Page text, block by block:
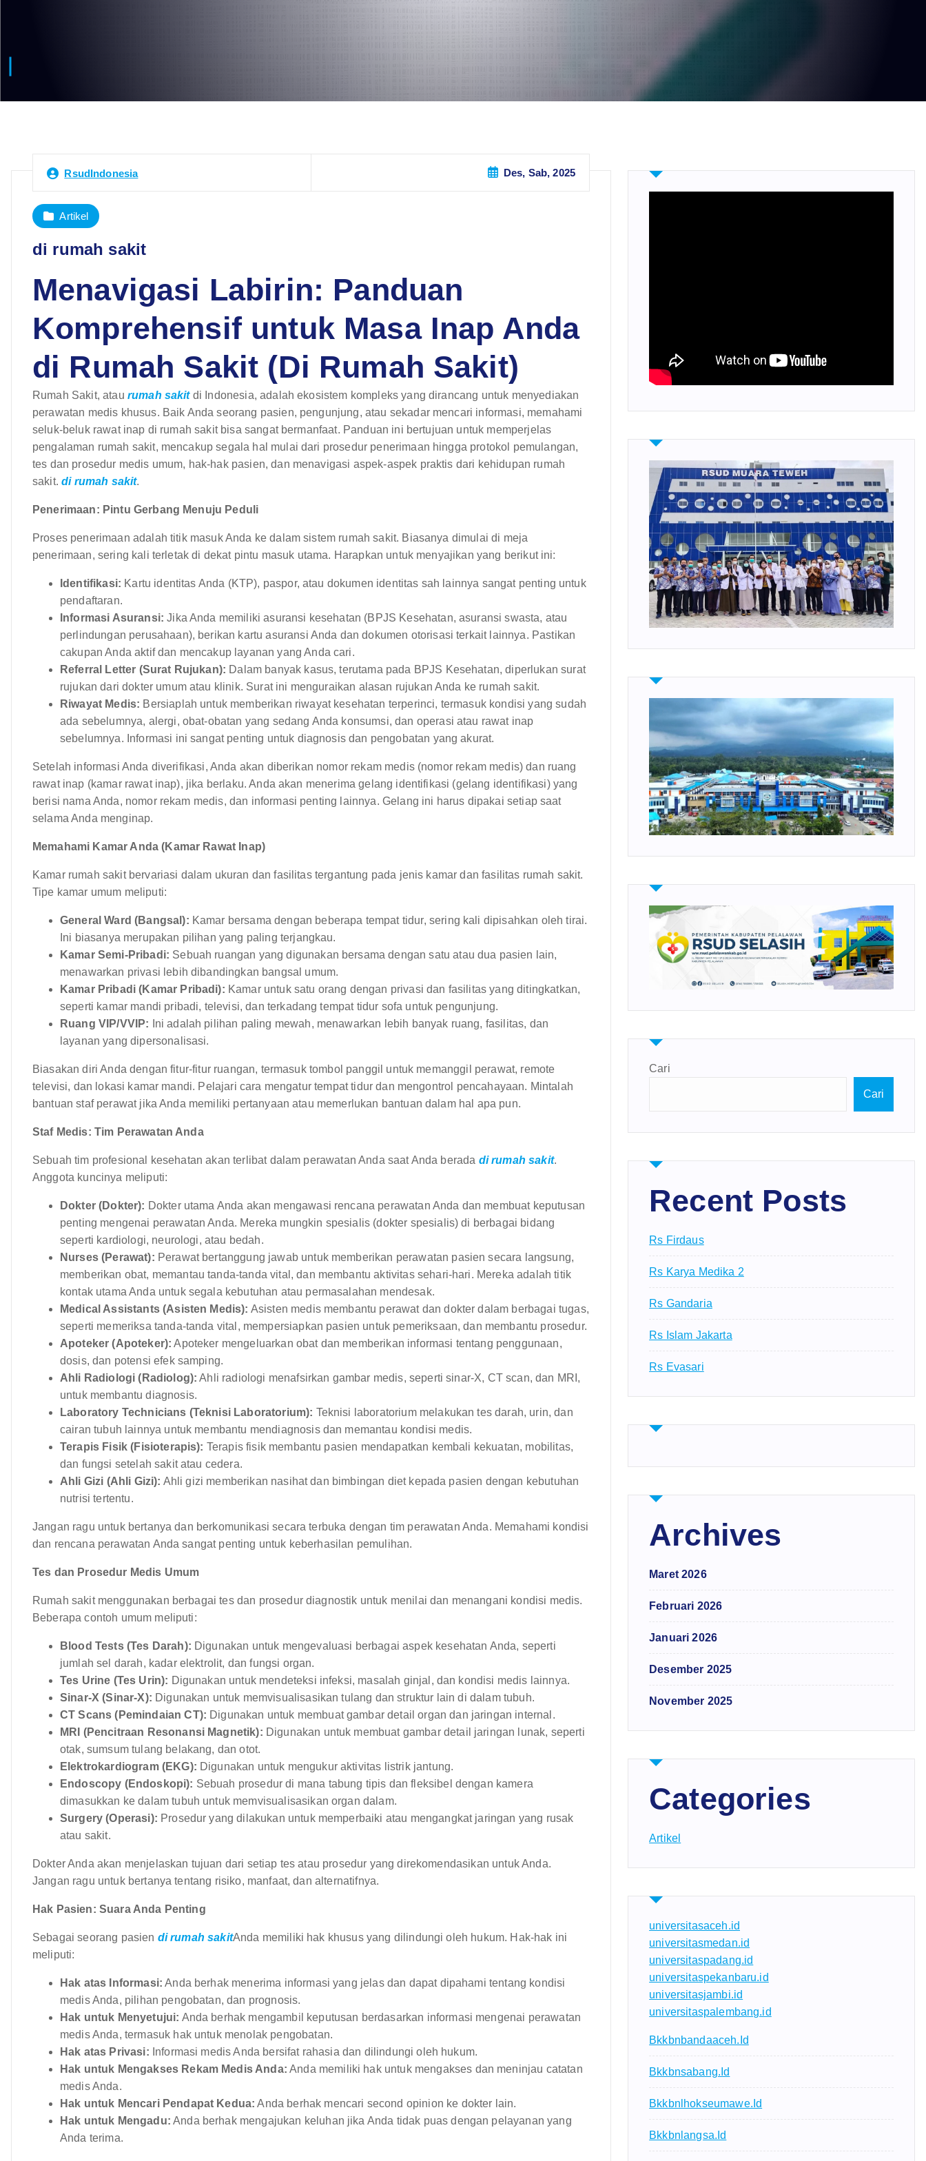
RsudIndonesia Des, Sab, 2025
Artikel
di rumah sakit
Menavigasi Labirin: Panduan
Komprehensif untuk Masa Inap Anda
di Rumah Sakit (Di Rumah Sakit)
Rumah Sakit, atau rumah sakitdi Indonesia, adalah ekosistem kompleks yang dirancang untuk menyediakan
perawatan medis khusus. Baik Anda seorang pasien, pengunjung, atau sekadar mencari informasi, memahami
seluk-beluk rawat inap di rumah sakit bisa sangat bermanfaat. Panduan ini bertujuan untuk memperjelas
pengalaman rumah sakit, mencakup segala hal mulai dari prosedur penerimaan hingga protokol pemulangan,
tes dan prosedur medis umum, hak-hak pasien, dan menavigasi aspek-aspek praktis dari kehidupan rumah
sakit.di rumah sakit.
Penerimaan: Pintu Gerbang Menuju Peduli
Proses penerimaan adalah titik masuk Anda ke dalam sistem rumah sakit. Biasanya dimulai di meja
penerimaan, sering kali terletak di dekat pintu masuk utama. Harapkan untuk menyajikan yang berikut ini:
Identifikasi: Kartu identitas Anda (KTP), paspor, atau dokumen identitas sah lainnya sangat penting untuk
pendaftaran.
Informasi Asuransi: Jika Anda memiliki asuransi kesehatan (BPJS Kesehatan, asuransi swasta, atau
perlindungan perusahaan), berikan kartu asuransi Anda dan dokumen otorisasi terkait lainnya. Pastikan
cakupan Anda aktif dan mencakup layanan yang Anda cari.
Referral Letter (Surat Rujukan): Dalam banyak kasus, terutama pada BPJS Kesehatan, diperlukan surat
rujukan dari dokter umum atau klinik. Surat ini menguraikan alasan rujukan Anda ke rumah sakit.
Riwayat Medis: Bersiaplah untuk memberikan riwayat kesehatan terperinci, termasuk kondisi yang sudah
ada sebelumnya, alergi, obat-obatan yang sedang Anda konsumsi, dan operasi atau rawat inap
sebelumnya. Informasi ini sangat penting untuk diagnosis dan pengobatan yang akurat.
Setelah informasi Anda diverifikasi, Anda akan diberikan nomor rekam medis (nomor rekam medis) dan ruang
rawat inap (kamar rawat inap), jika berlaku. Anda akan menerima gelang identifikasi (gelang identifikasi) yang
berisi nama Anda, nomor rekam medis, dan informasi penting lainnya. Gelang ini harus dipakai setiap saat
selama Anda menginap.
Memahami Kamar Anda (Kamar Rawat Inap)
Kamar rumah sakit bervariasi dalam ukuran dan fasilitas tergantung pada jenis kamar dan fasilitas rumah sakit.
Tipe kamar umum meliputi:
General Ward (Bangsal): Kamar bersama dengan beberapa tempat tidur, sering kali dipisahkan oleh tirai.
Ini biasanya merupakan pilihan yang paling terjangkau.
Kamar Semi-Pribadi: Sebuah ruangan yang digunakan bersama dengan satu atau dua pasien lain,
menawarkan privasi lebih dibandingkan bangsal umum.
Kamar Pribadi (Kamar Pribadi): Kamar untuk satu orang dengan privasi dan fasilitas yang ditingkatkan,
seperti kamar mandi pribadi, televisi, dan terkadang tempat tidur sofa untuk pengunjung.
Ruang VIP/VVIP: Ini adalah pilihan paling mewah, menawarkan lebih banyak ruang, fasilitas, dan
layanan yang dipersonalisasi.
Biasakan diri Anda dengan fitur-fitur ruangan, termasuk tombol panggil untuk memanggil perawat, remote
televisi, dan lokasi kamar mandi. Pelajari cara mengatur tempat tidur dan mengontrol pencahayaan. Mintalah
bantuan staf perawat jika Anda memiliki pertanyaan atau memerlukan bantuan dalam hal apa pun.
Staf Medis: Tim Perawatan Anda
Sebuah tim profesional kesehatan akan terlibat dalam perawatan Anda saat Anda berada di rumah sakit.
Anggota kuncinya meliputi:
Dokter (Dokter): Dokter utama Anda akan mengawasi rencana perawatan Anda dan membuat keputusan
penting mengenai perawatan Anda. Mereka mungkin spesialis (dokter spesialis) di berbagai bidang
seperti kardiologi, neurologi, atau bedah.
Nurses (Perawat): Perawat bertanggung jawab untuk memberikan perawatan pasien secara langsung,
memberikan obat, memantau tanda-tanda vital, dan membantu aktivitas sehari-hari. Mereka adalah titik
kontak utama Anda untuk segala kebutuhan atau permasalahan mendesak.
Medical Assistants (Asisten Medis): Asisten medis membantu perawat dan dokter dalam berbagai tugas,
seperti memeriksa tanda-tanda vital, mempersiapkan pasien untuk pemeriksaan, dan membantu prosedur.
Apoteker (Apoteker): Apoteker mengeluarkan obat dan memberikan informasi tentang penggunaan,
dosis, dan potensi efek samping.
Ahli Radiologi (Radiolog): Ahli radiologi menafsirkan gambar medis, seperti sinar-X, CT scan, dan MRI,
untuk membantu diagnosis.
Laboratory Technicians (Teknisi Laboratorium): Teknisi laboratorium melakukan tes darah, urin, dan
cairan tubuh lainnya untuk membantu mendiagnosis dan memantau kondisi medis.
Terapis Fisik (Fisioterapis): Terapis fisik membantu pasien mendapatkan kembali kekuatan, mobilitas,
dan fungsi setelah sakit atau cedera.
Ahli Gizi (Ahli Gizi): Ahli gizi memberikan nasihat dan bimbingan diet kepada pasien dengan kebutuhan
nutrisi tertentu.
Jangan ragu untuk bertanya dan berkomunikasi secara terbuka dengan tim perawatan Anda. Memahami kondisi
dan rencana perawatan Anda sangat penting untuk keberhasilan pemulihan.
Tes dan Prosedur Medis Umum
Rumah sakit menggunakan berbagai tes dan prosedur diagnostik untuk menilai dan menangani kondisi medis.
Beberapa contoh umum meliputi:
Blood Tests (Tes Darah): Digunakan untuk mengevaluasi berbagai aspek kesehatan Anda, seperti
jumlah sel darah, kadar elektrolit, dan fungsi organ.
Tes Urine (Tes Urin): Digunakan untuk mendeteksi infeksi, masalah ginjal, dan kondisi medis lainnya.
Sinar-X (Sinar-X): Digunakan untuk memvisualisasikan tulang dan struktur lain di dalam tubuh.
CT Scans (Pemindaian CT): Digunakan untuk membuat gambar detail organ dan jaringan internal.
MRI (Pencitraan Resonansi Magnetik): Digunakan untuk membuat gambar detail jaringan lunak, seperti
otak, sumsum tulang belakang, dan otot.
Elektrokardiogram (EKG): Digunakan untuk mengukur aktivitas listrik jantung.
Endoscopy (Endoskopi): Sebuah prosedur di mana tabung tipis dan fleksibel dengan kamera
dimasukkan ke dalam tubuh untuk memvisualisasikan organ dalam.
Surgery (Operasi): Prosedur yang dilakukan untuk memperbaiki atau mengangkat jaringan yang rusak
atau sakit.
Dokter Anda akan menjelaskan tujuan dari setiap tes atau prosedur yang direkomendasikan untuk Anda.
Jangan ragu untuk bertanya tentang risiko, manfaat, dan alternatifnya.
Hak Pasien: Suara Anda Penting
Sebagai seorang pasien di rumah sakitAnda memiliki hak khusus yang dilindungi oleh hukum. Hak-hak ini
meliputi:
Hak atas Informasi: Anda berhak menerima informasi yang jelas dan dapat dipahami tentang kondisi
medis Anda, pilihan pengobatan, dan prognosis.
Hak untuk Menyetujui: Anda berhak mengambil keputusan berdasarkan informasi mengenai perawatan
medis Anda, termasuk hak untuk menolak pengobatan.
Hak atas Privasi: Informasi medis Anda bersifat rahasia dan dilindungi oleh hukum.
Hak untuk Mengakses Rekam Medis Anda: Anda memiliki hak untuk mengakses dan meninjau catatan
medis Anda.
Hak untuk Mencari Pendapat Kedua: Anda berhak mencari second opinion ke dokter lain.
Hak untuk Mengadu: Anda berhak mengajukan keluhan jika Anda tidak puas dengan pelayanan yang
Anda terima.
Cari
Cari
Recent Posts
Rs Firdaus
Rs Karya Medika 2
Rs Gandaria
Rs Islam Jakarta
Rs Evasari
Archives
Maret 2026
Februari 2026
Januari 2026
Desember 2025
November 2025
Categories
Artikel
universitasaceh.id
universitasmedan.id
universitaspadang.id
universitaspekanbaru.id
universitasjambi.id
universitaspalembang.id
Bkkbnbandaaceh.id
Bkkbnsabang.id
Bkkbnlhokseumawe.id
Bkkbnlangsa.id